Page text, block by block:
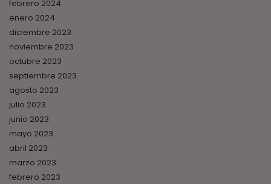
febrero 2024
enero 2024
diciembre 2023
noviembre 2023
octubre 2023
septiembre 2023
agosto 2023
julio 2023
junio 2023
mayo 2023
abril 2023
marzo 2023
febrero 2023